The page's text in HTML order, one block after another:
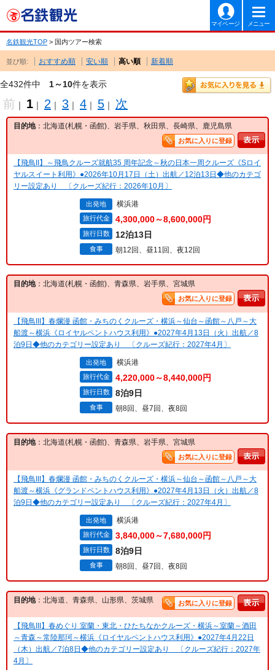
マイページ メニュー
名鉄観光TOP > 国内ツアー検索
並び順: おすすめ順 安い順 高い順 新着順
全432件中 1～10件を表示
前 ｜ 1 ｜ 2 ｜ 3 ｜ 4 ｜ 5 ｜ 次
目的地：北海道(札幌・函館)、岩手県、秋田県、長崎県、鹿児島県
お気に入りに登録
【飛鳥II】～飛鳥クルーズ就航35 周年記念～秋の日本一周クルーズ《Sロイ
ヤルスイート利用》●2026年10月17日（土）出航／12泊13日◆他のカテゴ
リー設定あり 〔クルーズ紀行：2026年10月〕
出発地 横浜港
旅行代金 4,300,000～8,600,000円
旅行日数 12泊13日
食事 朝12回、昼11回、夜12回
目的地：北海道(札幌・函館)、青森県、岩手県、宮城県
お気に入りに登録
【飛鳥III】春爛漫 函館・みちのくクルーズ・横浜～仙台～函館～八戸～大
船渡～横浜《ロイヤルペントハウス利用》●2027年4月13日（火）出航／8
泊9日◆他のカテゴリー設定あり 〔クルーズ紀行：2027年4月〕
出発地 横浜港
旅行代金 4,220,000～8,440,000円
旅行日数 8泊9日
食事 朝8回、昼7回、夜8回
目的地：北海道(札幌・函館)、青森県、岩手県、宮城県
お気に入りに登録
【飛鳥III】春爛漫 函館・みちのくクルーズ・横浜～仙台～函館～八戸～大
船渡～横浜《グランドペントハウス利用》●2027年4月13日（火）出航／8
泊9日◆他のカテゴリー設定あり 〔クルーズ紀行：2027年4月〕
出発地 横浜港
旅行代金 3,840,000～7,680,000円
旅行日数 8泊9日
食事 朝8回、昼7回、夜8回
目的地：北海道、青森県、山形県、茨城県 お気に入りに登録
【飛鳥III】春めぐり 室蘭・東北・ひたちなかクルーズ・横浜～室蘭～酒田
～青森～常陸那珂～横浜《ロイヤルペントハウス利用》●2027年4月22日
（木）出航／7泊8日◆他のカテゴリー設定あり 〔クルーズ紀行：2027年
4月〕